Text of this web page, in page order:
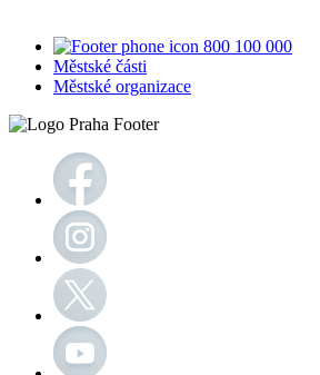
800 100 000
Městské části
Městské organizace